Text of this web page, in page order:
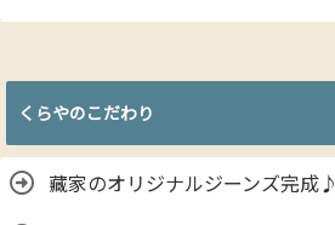
くらやのこだわり
藏家のオリジナルジーンズ完成♪